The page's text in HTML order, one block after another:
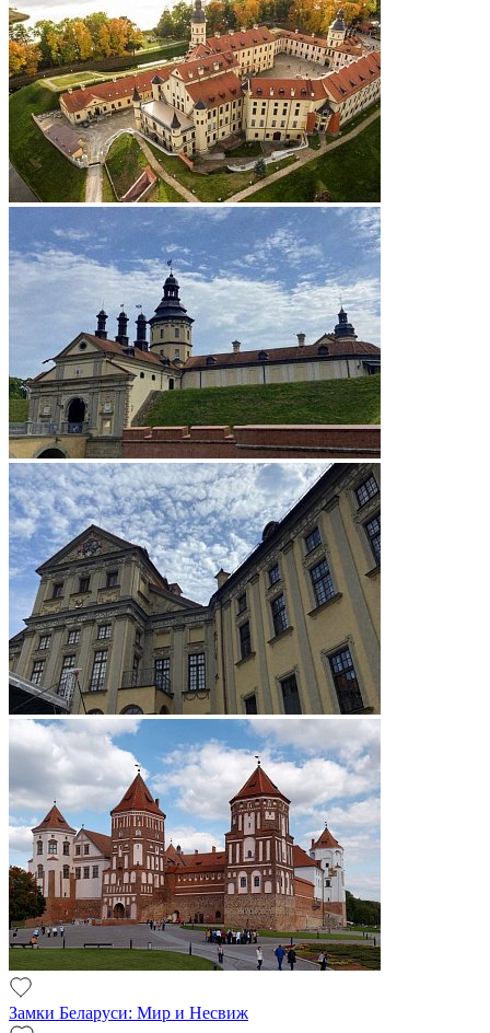
Замки Беларуси: Мир и Несвиж